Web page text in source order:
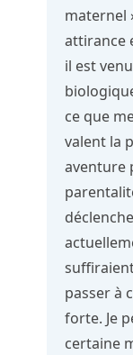
maternel
attirance
il est
ce que
valent la
aventure
passer à
forte. Je
certaine